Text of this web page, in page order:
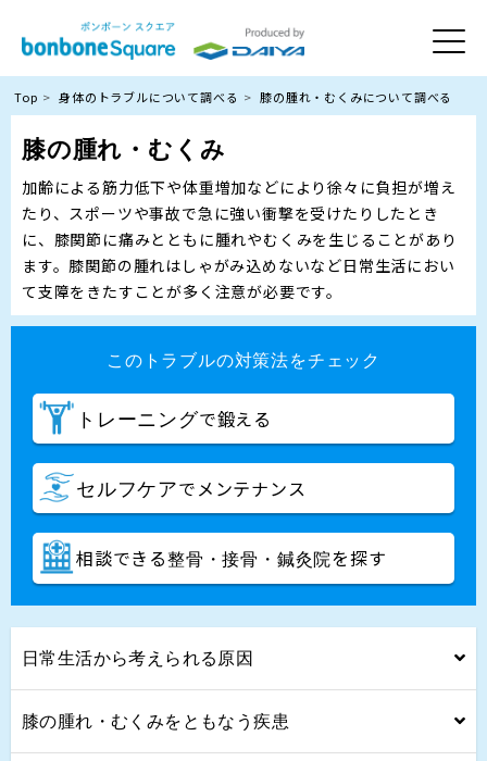
Top 身体のトラブルについて調べる 膝の腫れ・むくみについて調べる
膝の腫れ・むくみ
加齢による筋力低下や体重増加などにより徐々に負担が増え
たり、スポーツや事故で急に強い衝撃を受けたりしたとき
に、膝関節に痛みとともに腫れやむくみを生じることがあり
ます。膝関節の腫れはしゃがみ込めないなど日常生活におい
て支障をきたすことが多く注意が必要です。
このトラブルの対策法をチェック
トレーニングで鍛える
セルフケアでメンテナンス
相談できる整骨・接骨・鍼灸院を探す
日常生活から考えられる原因
膝の腫れ・むくみをともなう疾患